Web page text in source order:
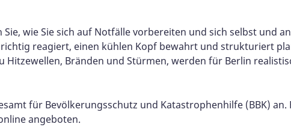
wie Sie sich auf Notfälle vorbereiten und sich selbst und
reagiert, einen kühlen Kopf bewahrt und strukturiert
Bränden und Stürmen, werden für Berlin
für Bevölkerungsschutz und Katastrophenhilfe (BBK) an.
angeboten.